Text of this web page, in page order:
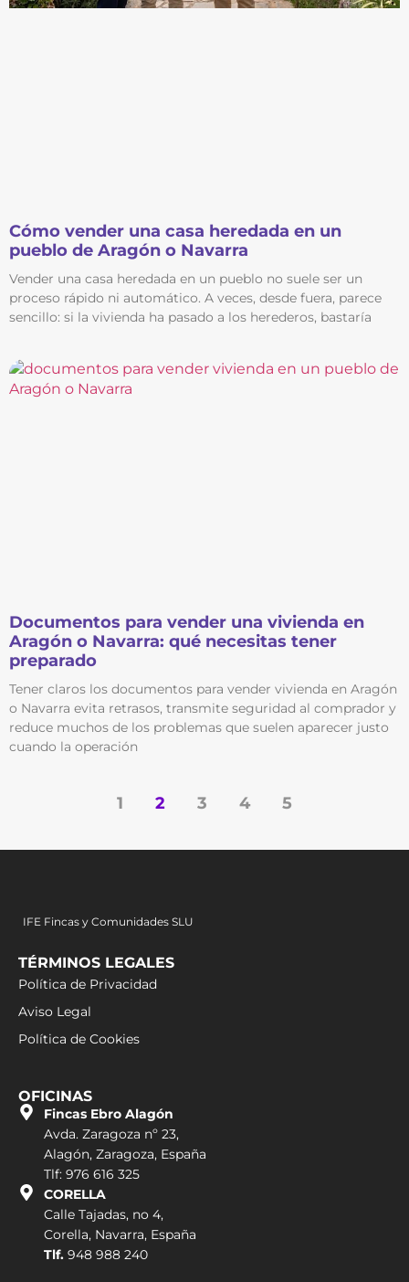
Cómo vender una casa heredada en un
pueblo de Aragón o Navarra
Vender una casa heredada en un pueblo no suele ser un
proceso rápido ni automático. A veces, desde fuera, parece
sencillo: si la vivienda ha pasado a los herederos, bastaría
Documentos para vender una vivienda en
Aragón o Navarra: qué necesitas tener
preparado
Tener claros los documentos para vender vivienda en Aragón
o Navarra evita retrasos, transmite seguridad al comprador y
reduce muchos de los problemas que suelen aparecer justo
cuando la operación
1 2 3 4 5
IFE Fincas y Comunidades SLU
TÉRMINOS LEGALES
Política de Privacidad
Aviso Legal
Política de Cookies
OFICINAS
Fincas Ebro Alagón
Avda. Zaragoza nº 23,
Alagón, Zaragoza, España
Tlf: 976 616 325
CORELLA
Calle Tajadas, no 4,
Corella, Navarra, España
Tlf. 948 988 240